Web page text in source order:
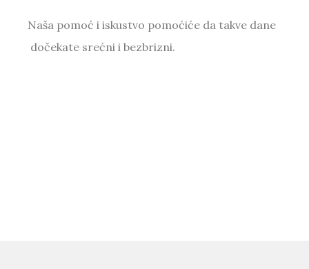
Naša pomoć i iskustvo pomoćiće da takve dane
dočekate srećni i bezbrizni.